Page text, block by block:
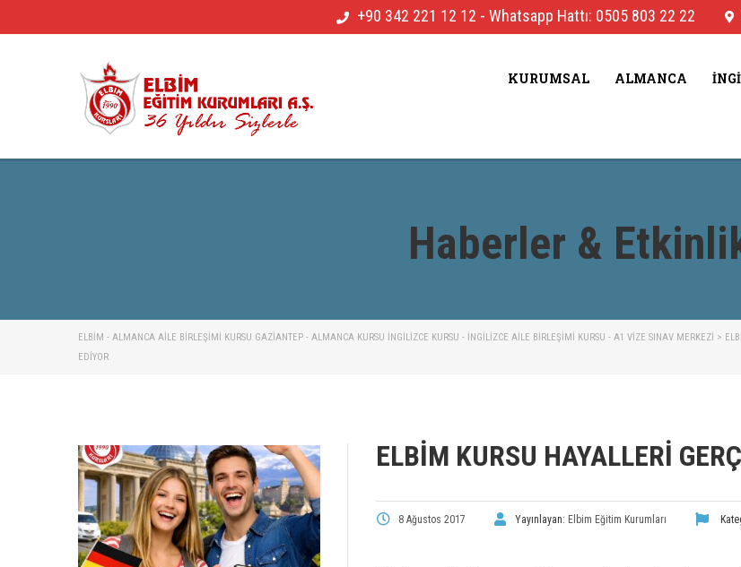
+90 342 221 12 12 - Whatsapp Hattı: 0505 803 22 22
KURUMSAL ALMANCA
Haberler &
ELBİM - ALMANCA AILE BIRLEŞIMI KURSU GAZIANTEP - ALMANCA KURSU İNGILIZCE KURSU - İNGILIZCE AILE BIRLEŞIMI KURSU - A1 VIZE SINAV MERKEZI >
EDIYOR
ELBIM KURSU HAYALLERI
8 Ağustos 2017 Yayınlayan: Elbim Eğitim Kurumları